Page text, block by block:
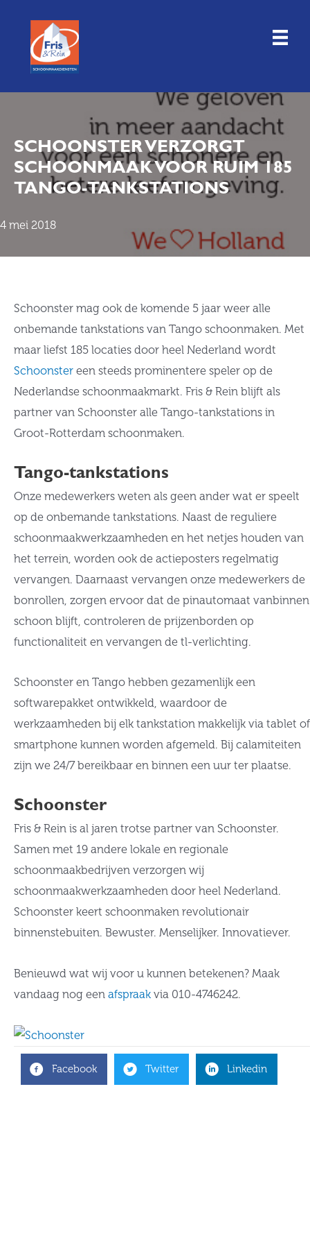
inhoud
SCHOONSTER VERZORGT
SCHOONMAAK VOOR RUIM 185
TANGO-TANKSTATIONS
4 mei 2018
Schoonster mag ook de komende 5 jaar weer alle
onbemande tankstations van Tango schoonmaken. Met
maar liefst 185 locaties door heel Nederland wordt
Schoonster een steeds prominentere speler op de
Nederlandse schoonmaakmarkt. Fris & Rein blijft als
partner van Schoonster alle Tango-tankstations in
Groot-Rotterdam schoonmaken.
Tango-tankstations
Onze medewerkers weten als geen ander wat er speelt
op de onbemande tankstations. Naast de reguliere
schoonmaakwerkzaamheden en het netjes houden van
het terrein, worden ook de actieposters regelmatig
vervangen. Daarnaast vervangen onze medewerkers de
bonrollen, zorgen ervoor dat de pinautomaat vanbinnen
schoon blijft, controleren de prijzenborden op
functionaliteit en vervangen de tl-verlichting.
Schoonster en Tango hebben gezamenlijk een
softwarepakket ontwikkeld, waardoor de
werkzaamheden bij elk tankstation makkelijk via tablet of
smartphone kunnen worden afgemeld. Bij calamiteiten
zijn we 24/7 bereikbaar en binnen een uur ter plaatse.
Schoonster
Fris & Rein is al jaren trotse partner van Schoonster.
Samen met 19 andere lokale en regionale
schoonmaakbedrijven verzorgen wij
schoonmaakwerkzaamheden door heel Nederland.
Schoonster keert schoonmaken revolutionair
binnenstebuiten. Bewuster. Menselijker. Innovatiever.
Benieuwd wat wij voor u kunnen betekenen? Maak
vandaag nog een afspraak via 010-4746242.
Facebook Twitter Linkedin